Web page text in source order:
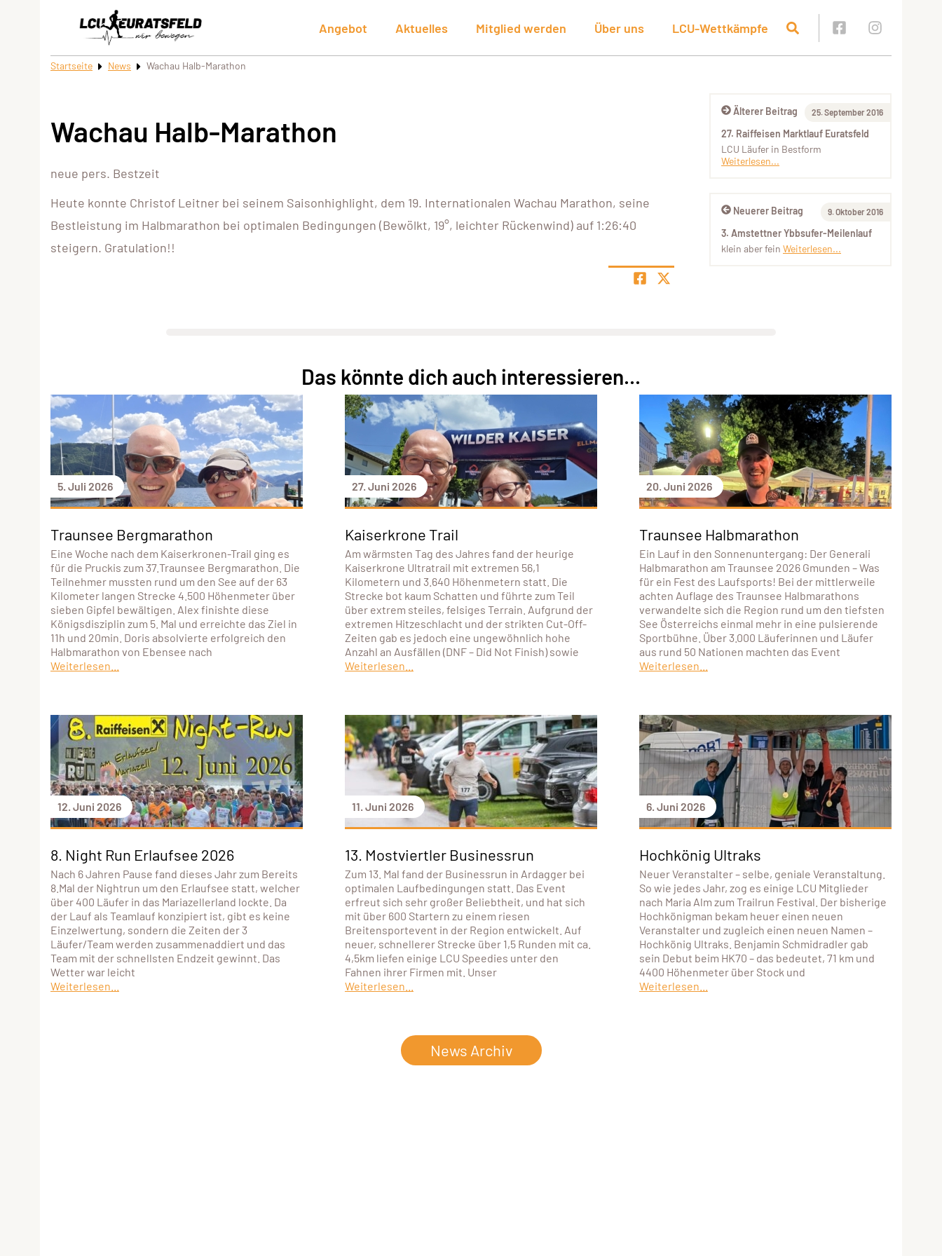
Angebot Aktuelles Mitglied werden Über uns LCU-Wettkämpfe
Startseite News Wachau Halb-Marathon
Wachau Halb-Marathon
neue pers. Bestzeit
Heute konnte Christof Leitner bei seinem Saisonhighlight, dem 19. Internationalen Wachau Marathon, seine
Bestleistung im Halbmarathon bei optimalen Bedingungen (Bewölkt, 19°, leichter Rückenwind) auf 1:26:40
steigern. Gratulation!!
Älterer Beitrag 25. September 2016
27. Raiffeisen Marktlauf Euratsfeld
LCU Läufer in Bestform
Weiterlesen...
Neuerer Beitrag 9. Oktober 2016
3. Amstettner Ybbsufer-Meilenlauf
klein aber fein Weiterlesen...
Das könnte dich auch interessieren...
5. Juli 2026
Traunsee Bergmarathon
Eine Woche nach dem Kaiserkronen-Trail ging es
für die Pruckis zum 37.Traunsee Bergmarathon. Die
Teilnehmer mussten rund um den See auf der 63
Kilometer langen Strecke 4.500 Höhenmeter über
sieben Gipfel bewältigen. Alex finishte diese
Königsdisziplin zum 5. Mal und erreichte das Ziel in
11h und 20min. Doris absolvierte erfolgreich den
Halbmarathon von Ebensee nach
Weiterlesen...
27. Juni 2026
Kaiserkrone Trail
Am wärmsten Tag des Jahres fand der heurige
Kaiserkrone Ultratrail mit extremen 56,1
Kilometern und 3.640 Höhenmetern statt. Die
Strecke bot kaum Schatten und führte zum Teil
über extrem steiles, felsiges Terrain. Aufgrund der
extremen Hitzeschlacht und der strikten Cut-Off-
Zeiten gab es jedoch eine ungewöhnlich hohe
Anzahl an Ausfällen (DNF – Did Not Finish) sowie
Weiterlesen...
20. Juni 2026
Traunsee Halbmarathon
Ein Lauf in den Sonnenuntergang: Der Generali
Halbmarathon am Traunsee 2026 Gmunden – Was
für ein Fest des Laufsports! Bei der mittlerweile
achten Auflage des Traunsee Halbmarathons
verwandelte sich die Region rund um den tiefsten
See Österreichs einmal mehr in eine pulsierende
Sportbühne. Über 3.000 Läuferinnen und Läufer
aus rund 50 Nationen machten das Event
Weiterlesen...
12. Juni 2026
8. Night Run Erlaufsee 2026
Nach 6 Jahren Pause fand dieses Jahr zum Bereits
8.Mal der Nightrun um den Erlaufsee statt, welcher
über 400 Läufer in das Mariazellerland lockte. Da
der Lauf als Teamlauf konzipiert ist, gibt es keine
Einzelwertung, sondern die Zeiten der 3
Läufer/Team werden zusammenaddiert und das
Team mit der schnellsten Endzeit gewinnt. Das
Wetter war leicht
Weiterlesen...
11. Juni 2026
13. Mostviertler Businessrun
Zum 13. Mal fand der Businessrun in Ardagger bei
optimalen Laufbedingungen statt. Das Event
erfreut sich sehr großer Beliebtheit, und hat sich
mit über 600 Startern zu einem riesen
Breitensportevent in der Region entwickelt. Auf
neuer, schnellerer Strecke über 1,5 Runden mit ca.
4,5km liefen einige LCU Speedies unter den
Fahnen ihrer Firmen mit. Unser
Weiterlesen...
6. Juni 2026
Hochkönig Ultraks
Neuer Veranstalter – selbe, geniale Veranstaltung.
So wie jedes Jahr, zog es einige LCU Mitglieder
nach Maria Alm zum Trailrun Festival. Der bisherige
Hochkönigman bekam heuer einen neuen
Veranstalter und zugleich einen neuen Namen –
Hochkönig Ultraks. Benjamin Schmidradler gab
sein Debut beim HK70 – das bedeutet, 71 km und
4400 Höhenmeter über Stock und
Weiterlesen...
News Archiv